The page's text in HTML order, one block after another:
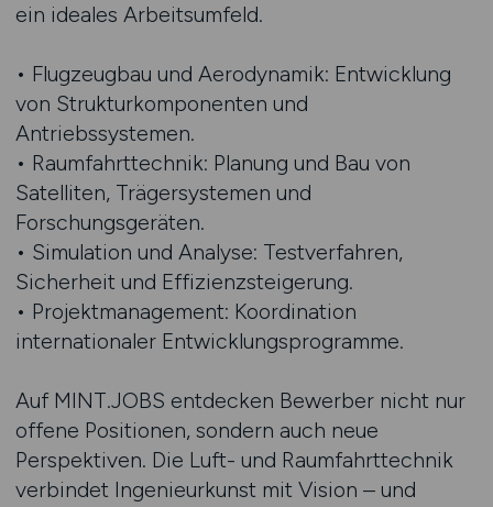
ein ideales Arbeitsumfeld.
• Flugzeugbau und Aerodynamik: Entwicklung
von Strukturkomponenten und
Antriebssystemen.
• Raumfahrttechnik: Planung und Bau von
Satelliten, Trägersystemen und
Forschungsgeräten.
• Simulation und Analyse: Testverfahren,
Sicherheit und Effizienzsteigerung.
• Projektmanagement: Koordination
internationaler Entwicklungsprogramme.
Auf MINT.JOBS entdecken Bewerber nicht nur
offene Positionen, sondern auch neue
Perspektiven. Die Luft- und Raumfahrttechnik
verbindet Ingenieurkunst mit Vision – und